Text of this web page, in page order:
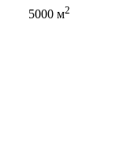
5000 м2